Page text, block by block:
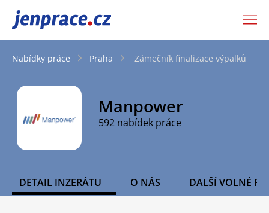
JenPráce.cz
Nabídky práce Praha Zámečník finalizace výpalků
Manpower
592 nabídek práce
DETAIL INZERÁTU O NÁS DALŠÍ VOLNÉ